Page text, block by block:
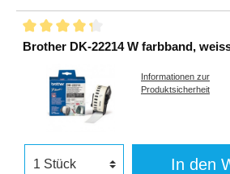
Brother DK-22214 W farbband,
Informationen zur
Produktsicherheit
In den